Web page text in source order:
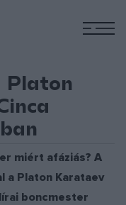
Platon
miért afáziás? A
a Platon Karataev
boncmester